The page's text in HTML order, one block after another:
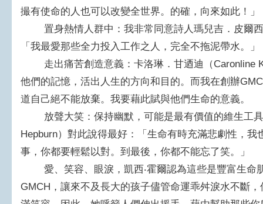
撮有使命的人也可以改變全世界。的確，向來如此！」
置身熱情人群中：我非常同意詩人瑪兒吉．皮爾西
「我最愛那些全力投入工作之人，完全不拖泥帶水。」
走出痛苦創造意義：卡洛琳．甘迺迪（Caronline
他們的記憶，活出人生的方向和目的。而我在創辦
道自己絕不能放棄。我要藉此賦與他們生命的意義。
放聲大笑：保持幽默，可能是最有價值的維生工具
Hepburn）對此說得最好：「生命有時充滿悲劇性，
事，你都要輕鬆以對。到最後，你都不能忘了笑。」
愛、笑容、眼淚，凱西‧霍爾認為這些是豐富生命
GMCH，讓來不及長大的孩子儘管命運乖舛淚水不斷